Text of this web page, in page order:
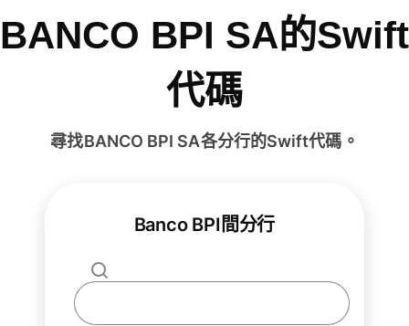
BANCO BPI SA的Swift
代碼
尋找BANCO BPI SA各分行的Swift代碼。
Banco BPI間分行